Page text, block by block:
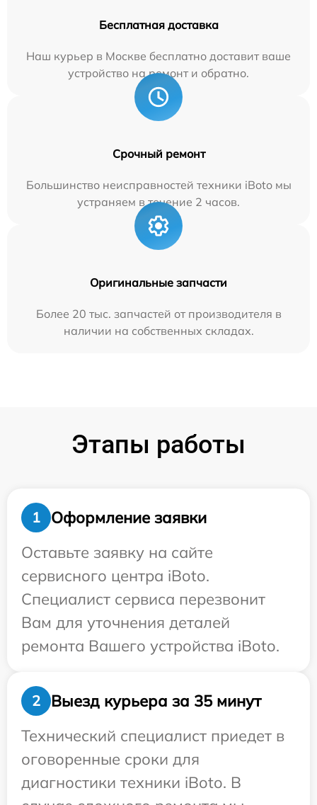
Бесплатная доставка
Наш курьер в Москве бесплатно доставит ваше
устройство на ремонт и обратно.
Срочный ремонт
Большинство неисправностей техники iBoto мы
устраняем в течение 2 часов.
Оригинальные запчасти
Более 20 тыс. запчастей от производителя в
наличии на собственных складах.
Этапы работы
1
Оформление заявки
Оставьте заявку на сайте
сервисного центра iBoto.
Специалист сервиса перезвонит
Вам для уточнения деталей
ремонта Вашего устройства iBoto.
2
Выезд курьера за 35 минут
Технический специалист приедет в
оговоренные сроки для
диагностики техники iBoto. В